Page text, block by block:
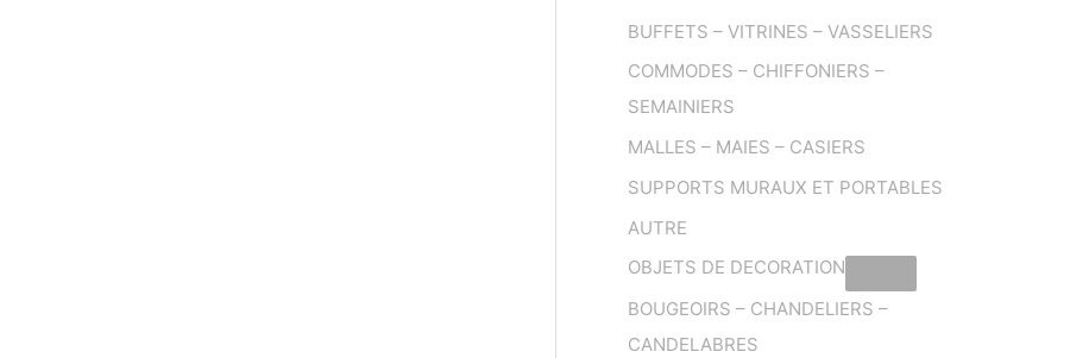
BUFFETS – VITRINES – VASSELIERS
COMMODES – CHIFFONIERS –
SEMAINIERS
MALLES – MAIES – CASIERS
SUPPORTS MURAUX ET PORTABLES
AUTRE
OBJETS DE DECORATION
BOUGEOIRS – CHANDELIERS –
CANDELABRES